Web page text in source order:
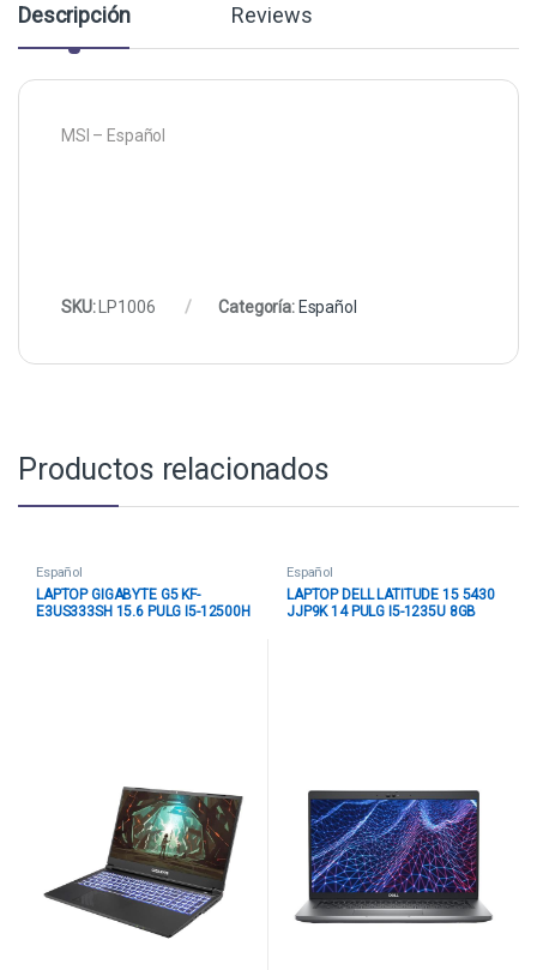
Descripción Reviews
MSI – Español
SKU: LP1006 Categoría: Español
Productos relacionados
Español
LAPTOP GIGABYTE G5 KF-
E3US333SH 15.6 PULG I5-12500H
Español
LAPTOP DELL LATITUDE 15 5430
JJP9K 14 PULG I5-1235U 8GB